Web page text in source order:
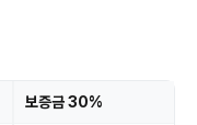
보증금 30%